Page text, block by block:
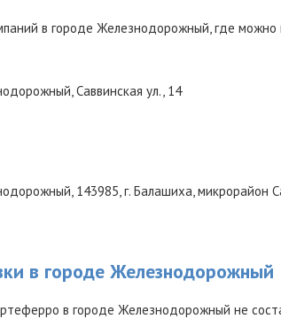
в городе Железнодорожный, где
,Саввинская ул., 14
, 143985,г. Балашиха, микрорайон
в городе Железнодорожный
в городе Железнодорожный не